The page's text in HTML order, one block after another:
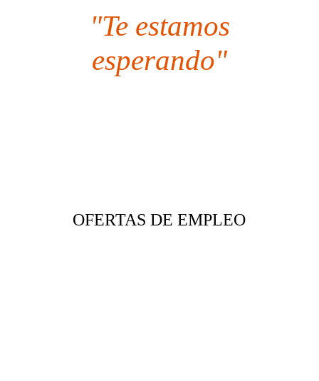
"Te estamos
esperando"
OFERTAS DE EMPLEO